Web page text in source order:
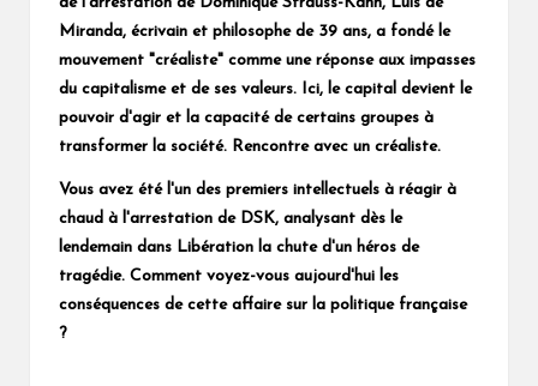
Miranda, écrivain et philosophe de 39 ans, a fondé le
mouvement "créaliste" comme une réponse aux impasses
du capitalisme et de ses valeurs. Ici, le capital devient le
pouvoir d'agir et la capacité de certains groupes à
transformer la société. Rencontre avec un créaliste.
Vous avez été l'un des premiers intellectuels à réagir à
chaud à l'arrestation de DSK, analysant dès le
lendemain dans Libération la chute d'un héros de
tragédie. Comment voyez-vous aujourd'hui les
conséquences de cette affaire sur la politique française
?